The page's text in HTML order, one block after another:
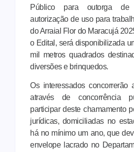
Público para outorga de
autorização de uso para
do Arraial Flor do Maracujá
o Edital, será disponibilizada
mil metros quadrados
diversões e brinquedos.
Os interessados concorrerão
através de concorrência
participar deste chamamento
jurídicas, domiciliadas no
há no mínimo um ano, que
envelope lacrado no